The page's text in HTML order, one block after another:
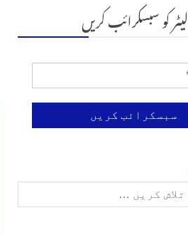
کو سبسکرائب کریں